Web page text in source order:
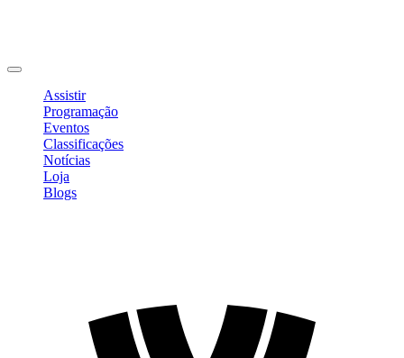
Assistir
Programação
Eventos
Classificações
Notícias
Loja
Blogs